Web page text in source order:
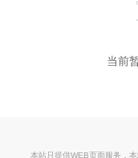
当前
本站只提供WEB页面服务，